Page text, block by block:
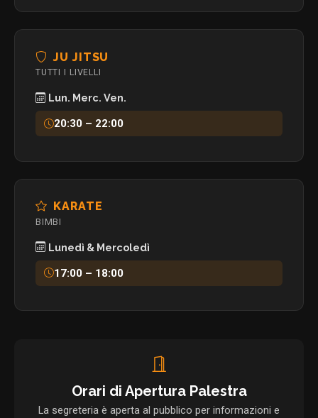
JU JITSU
TUTTI I LIVELLI
Lun. Merc. Ven.
20:30 – 22:00
KARATE
BIMBI
Lunedì & Mercoledì
17:00 – 18:00
Orari di Apertura Palestra
La segreteria è aperta al pubblico per informazioni e